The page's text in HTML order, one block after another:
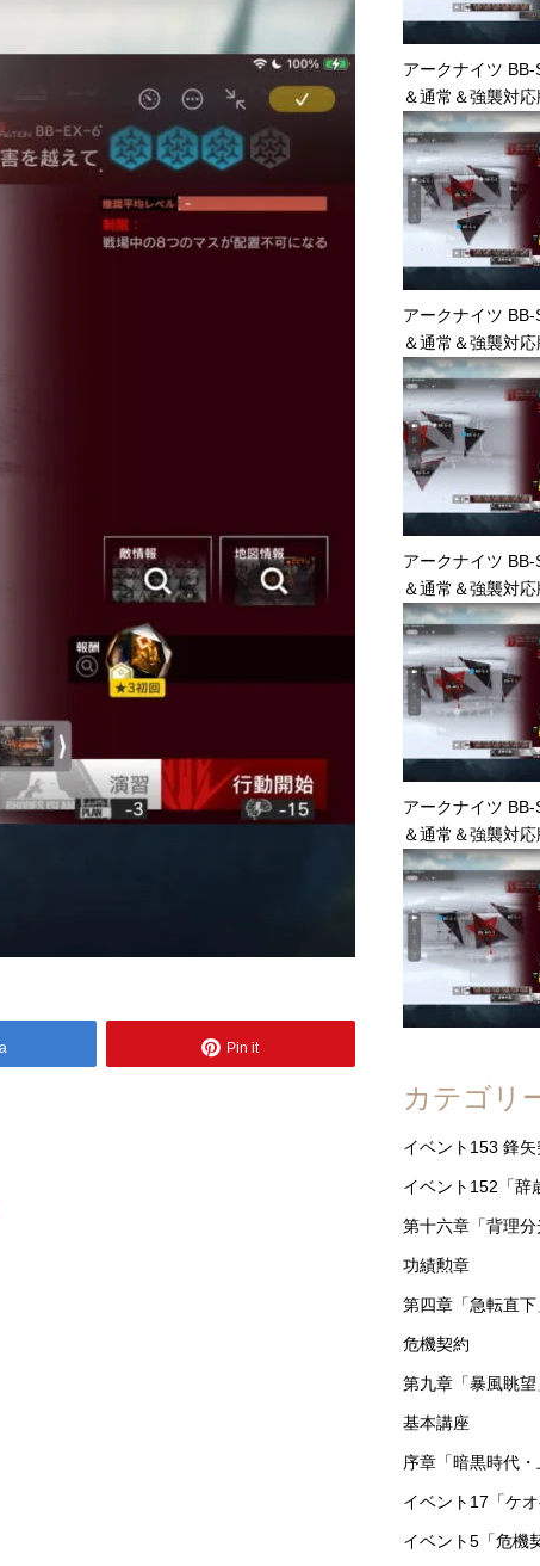
Pin it
アークナイツ
＆通常＆強襲対応
アークナイツ
＆通常＆強襲対応
アークナイツ
＆通常＆強襲対応
アークナイツ
＆通常＆強襲対応
カテゴリ
イベント153 鋒矢
イベント152「辞
第十六章「背理分
功績勲章
第四章「急転直下
危機契約
第九章「暴風眺望
基本講座
序章「暗黒時代・
イベント17「ケオ
イベント5「危機